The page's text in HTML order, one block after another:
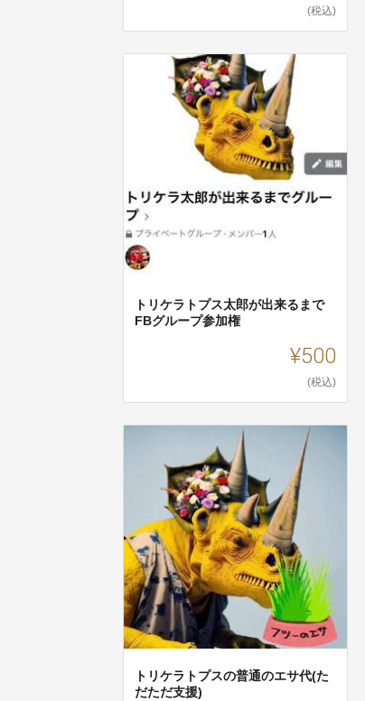
(税込)
トリケラトプス太郎が出来るまで
FBグループ参加権
¥500
(税込)
トリケラトプスの普通のエサ代(た
だただ支援)